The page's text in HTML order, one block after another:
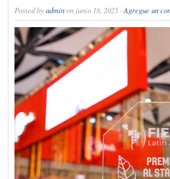
Posted byadminon junio 18, 2025 · Agregue un